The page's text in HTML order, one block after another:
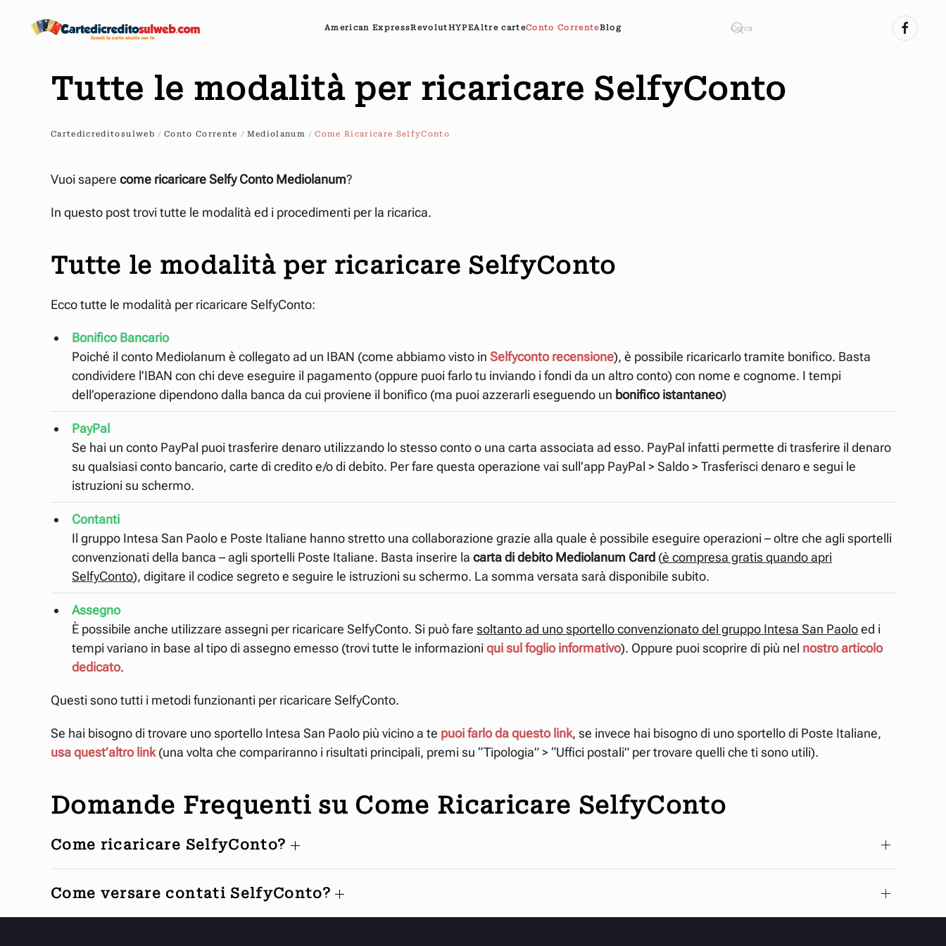
Passa
American ExpressRevolutHYPEAltre carteConto CorrenteBlog
Tutte le modalità per ricaricare SelfyConto
Cartedicreditosulweb Conto Corrente Mediolanum Come Ricaricare SelfyConto
Vuoi sapere come ricaricare Selfy Conto Mediolanum?
In questo post trovi tutte le modalità ed i procedimenti per la ricarica.
Tutte le modalità per ricaricare SelfyConto
Ecco tutte le modalità per ricaricare SelfyConto:
Bonifico Bancario
Poiché il conto Mediolanum è collegato ad un IBAN (come abbiamo visto in Selfyconto recensione), è possibile ricaricarlo tramite bonifico. Basta
condividere l’IBAN con chi deve eseguire il pagamento (oppure puoi farlo tu inviando i fondi da un altro conto) con nome e cognome. I tempi
dell’operazione dipendono dalla banca da cui proviene il bonifico (ma puoi azzerarli eseguendo un bonifico istantaneo)
PayPal
Se hai un conto PayPal puoi trasferire denaro utilizzando lo stesso conto o una carta associata ad esso. PayPal infatti permette di trasferire il denaro
su qualsiasi conto bancario, carte di credito e/o di debito. Per fare questa operazione vai sull’app PayPal > Saldo > Trasferisci denaro e segui le
istruzioni su schermo.
Contanti
Il gruppo Intesa San Paolo e Poste Italiane hanno stretto una collaborazione grazie alla quale è possibile eseguire operazioni – oltre che agli sportelli
convenzionati della banca – agli sportelli Poste Italiane. Basta inserire la carta di debito Mediolanum Card (è compresa gratis quando apri
SelfyConto), digitare il codice segreto e seguire le istruzioni su schermo. La somma versata sarà disponibile subito.
Assegno
È possibile anche utilizzare assegni per ricaricare SelfyConto. Si può fare soltanto ad uno sportello convenzionato del gruppo Intesa San Paoloed i
tempi variano in base al tipo di assegno emesso (trovi tutte le informazioni qui sul foglio informativo). Oppure puoi scoprire di più nel nostro articolo
dedicato.
Questi sono tutti i metodi funzionanti per ricaricare SelfyConto.
Se hai bisogno di trovare uno sportello Intesa San Paolo più vicino a te puoi farlo da questo link, se invece hai bisogno di uno sportello di Poste Italiane,
usa quest’altro link(una volta che compariranno i risultati principali, premi su “Tipologia” > “Uffici postali” per trovare quelli che ti sono utili).
Domande Frequenti su Come Ricaricare SelfyConto
Come ricaricare SelfyConto?
Come versare contati SelfyConto?